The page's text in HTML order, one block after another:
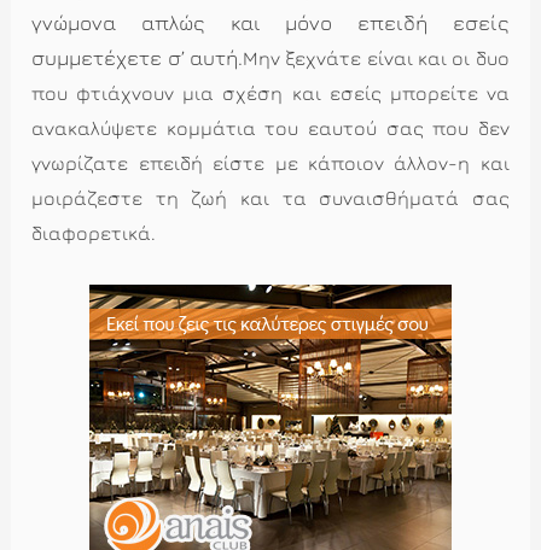
γνώμονα απλώς και μόνο επειδή εσείς
συμμετέχετε σ’ αυτή.Μην ξεχνάτε είναι και οι δυο
που φτιάχνουν μια σχέση και εσείς μπορείτε να
ανακαλύψετε κομμάτια του εαυτού σας που δεν
γνωρίζατε επειδή είστε με κάποιον άλλον-η και
μοιράζεστε τη ζωή και τα συναισθήματά σας
διαφορετικά.